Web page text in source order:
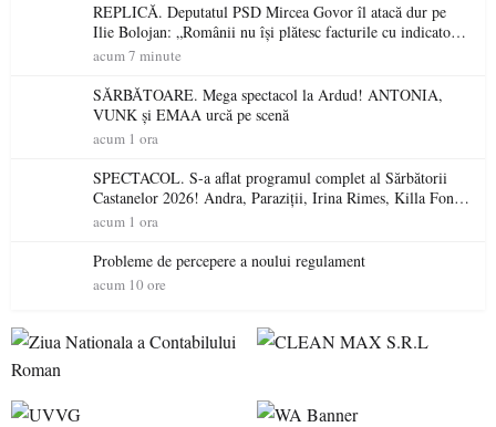
REPLICĂ. Deputatul PSD Mircea Govor îl atacă dur pe
Ilie Bolojan: „Românii nu își plătesc facturile cu indicatori
economici”
acum 7 minute
SĂRBĂTOARE. Mega spectacol la Ardud! ANTONIA,
VUNK și EMAA urcă pe scenă
acum 1 ora
SPECTACOL. S-a aflat programul complet al Sărbătorii
Castanelor 2026! Andra, Paraziții, Irina Rimes, Killa Fonic,
Zdob și Zdub și Fuego vin la Baia Mare
acum 1 ora
Probleme de percepere a noului regulament
acum 10 ore